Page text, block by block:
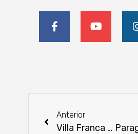
Anterior
Villa Franca S.A. invita a su Día de Campo 2025 para promover el cultivo de maní